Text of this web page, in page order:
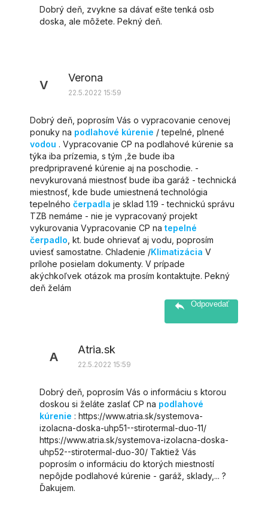
Dobrý deň, zvykne sa dávať ešte tenká osb
doska, ale môžete. Pekný deň.
V
Verona
22.5.2022 15:59
Dobrý deň, poprosím Vás o vypracovanie cenovej
ponuky na podlahové kúrenie / tepelné, plnené
vodou . Vypracovanie CP na podlahové kúrenie sa
týka iba prízemia, s tým ,že bude iba
predpripravené kúrenie aj na poschodie. -
nevykurovaná miestnosť bude iba garáž - technická
miestnosť, kde bude umiestnená technológia
tepelného čerpadla je sklad 1.19 - technickú správu
TZB nemáme - nie je vypracovaný projekt
vykurovania Vypracovanie CP na tepelné
čerpadlo , kt. bude ohrievať aj vodu, poprosím
uviesť samostatne. Chladenie /Klimatizácia V
prílohe posielam dokumenty. V prípade
akýchkoľvek otázok ma prosím kontaktujte. Pekný
deň želám
Odpovedať
A
Atria.sk
22.5.2022 15:59
Dobrý deň, poprosím Vás o informáciu s ktorou
doskou si želáte zaslať CP na podlahové
kúrenie : https://www.atria.sk/systemova-
izolacna-doska-uhp51--stirotermal-duo-11/
https://www.atria.sk/systemova-izolacna-doska-
uhp52--stirotermal-duo-30/ Taktiež Vás
poprosím o informáciu do ktorých miestností
nepôjde podlahové kúrenie - garáž, sklady,... ?
Ďakujem.